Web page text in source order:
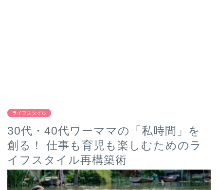
ライフスタイル
30代・40代ワーママの「私時間」を
創る！ 仕事も育児も楽しむためのラ
イフスタイル再構築術